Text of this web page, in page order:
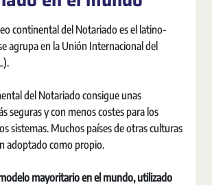
continental del Notariado es el latino-
agrupa en la Unión Internacional del
del Notariado consigue unas
seguras y con menos costes para los
sistemas. Muchos países de otras culturas
adoptado como propio.
mayoritario en el mundo, utilizado